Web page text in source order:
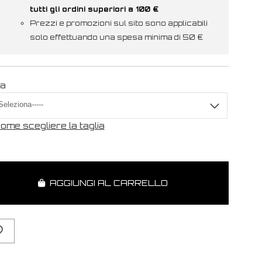
tutti gli ordini superiori a 100 €
Prezzi e promozioni sul sito sono applicabili
solo effettuando una spesa minima di 50 €
scegliere la taglia
AGGIUNGI AL CARRELLO